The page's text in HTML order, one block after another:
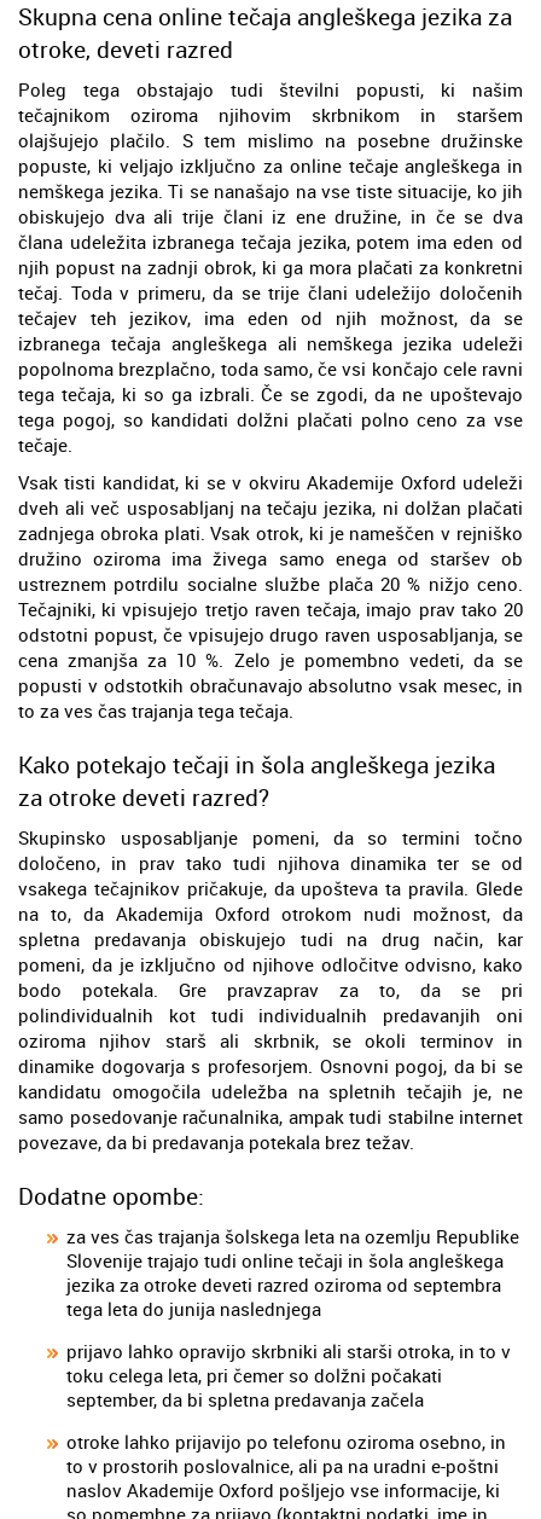
Skupna cena online tečaja angleškega jezika za
otroke, deveti razred
Poleg tega obstajajo tudi številni popusti, ki našim
tečajnikom oziroma njihovim skrbnikom in staršem
olajšujejo plačilo. S tem mislimo na posebne družinske
popuste, ki veljajo izključno za online tečaje angleškega in
nemškega jezika. Ti se nanašajo na vse tiste situacije, ko jih
obiskujejo dva ali trije člani iz ene družine, in če se dva
člana udeležita izbranega tečaja jezika, potem ima eden od
njih popust na zadnji obrok, ki ga mora plačati za konkretni
tečaj. Toda v primeru, da se trije člani udeležijo določenih
tečajev teh jezikov, ima eden od njih možnost, da se
izbranega tečaja angleškega ali nemškega jezika udeleži
popolnoma brezplačno, toda samo, če vsi končajo cele ravni
tega tečaja, ki so ga izbrali. Če se zgodi, da ne upoštevajo
tega pogoj, so kandidati dolžni plačati polno ceno za vse
tečaje.
Vsak tisti kandidat, ki se v okviru Akademije Oxford udeleži
dveh ali več usposabljanj na tečaju jezika, ni dolžan plačati
zadnjega obroka plati. Vsak otrok, ki je nameščen v rejniško
družino oziroma ima živega samo enega od staršev ob
ustreznem potrdilu socialne službe plača 20 % nižjo ceno.
Tečajniki, ki vpisujejo tretjo raven tečaja, imajo prav tako 20
odstotni popust, če vpisujejo drugo raven usposabljanja, se
cena zmanjša za 10 %. Zelo je pomembno vedeti, da se
popusti v odstotkih obračunavajo absolutno vsak mesec, in
to za ves čas trajanja tega tečaja.
Kako potekajo tečaji in šola angleškega jezika
za otroke deveti razred?
Skupinsko usposabljanje pomeni, da so termini točno
določeno, in prav tako tudi njihova dinamika ter se od
vsakega tečajnikov pričakuje, da upošteva ta pravila. Glede
na to, da Akademija Oxford otrokom nudi možnost, da
spletna predavanja obiskujejo tudi na drug način, kar
pomeni, da je izključno od njihove odločitve odvisno, kako
bodo potekala. Gre pravzaprav za to, da se pri
polindividualnih kot tudi individualnih predavanjih oni
oziroma njihov starš ali skrbnik, se okoli terminov in
dinamike dogovarja s profesorjem. Osnovni pogoj, da bi se
kandidatu omogočila udeležba na spletnih tečajih je, ne
samo posedovanje računalnika, ampak tudi stabilne internet
povezave, da bi predavanja potekala brez težav.
Dodatne opombe:
za ves čas trajanja šolskega leta na ozemlju Republike
Slovenije trajajo tudi online tečaji in šola angleškega
jezika za otroke deveti razred oziroma od septembra
tega leta do junija naslednjega
prijavo lahko opravijo skrbniki ali starši otroka, in to v
toku celega leta, pri čemer so dolžni počakati
september, da bi spletna predavanja začela
otroke lahko prijavijo po telefonu oziroma osebno, in
to v prostorih poslovalnice, ali pa na uradni e-poštni
naslov Akademije Oxford pošljejo vse informacije, ki